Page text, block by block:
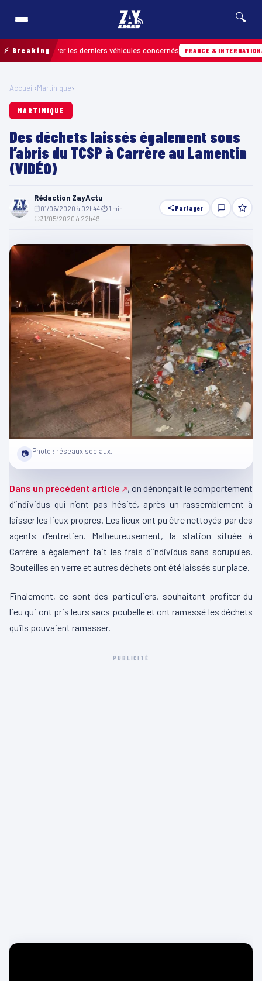
🔍
⚡ Breaking
retrouver les derniers véhicules concernés FRANCE & INTERNATIONALE
Accueil›Martinique›
MARTINIQUE
Des déchets laissés également sous
l’abris du TCSP à Carrère au Lamentin
(VIDÉO)
Rédaction ZayActu
01/06/2020 à 02h44⏱ 1 min
31/05/2020 à 22h49
Partager
📷 Photo : réseaux sociaux.
Dans un précédent article
, on dénonçait le comportement
d’individus qui n’ont pas hésité, après un rassemblement à
laisser les lieux propres. Les lieux ont pu être nettoyés par des
agents d’entretien. Malheureusement, la station située à
Carrère a également fait les frais d’individus sans scrupules.
Bouteilles en verre et autres déchets ont été laissés sur place.
Finalement, ce sont des particuliers, souhaitant profiter du
lieu qui ont pris leurs sacs poubelle et ont ramassé les déchets
qu’ils pouvaient ramasser.
PUBLICITÉ